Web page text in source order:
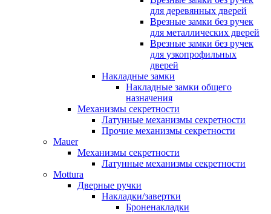
для деревянных дверей
Врезные замки без ручек
для металлических дверей
Врезные замки без ручек
для узкопрофильных
дверей
Накладные замки
Накладные замки общего
назначения
Механизмы секретности
Латунные механизмы секретности
Прочие механизмы секретности
Mauer
Механизмы секретности
Латунные механизмы секретности
Mottura
Дверные ручки
Накладки/завертки
Броненакладки